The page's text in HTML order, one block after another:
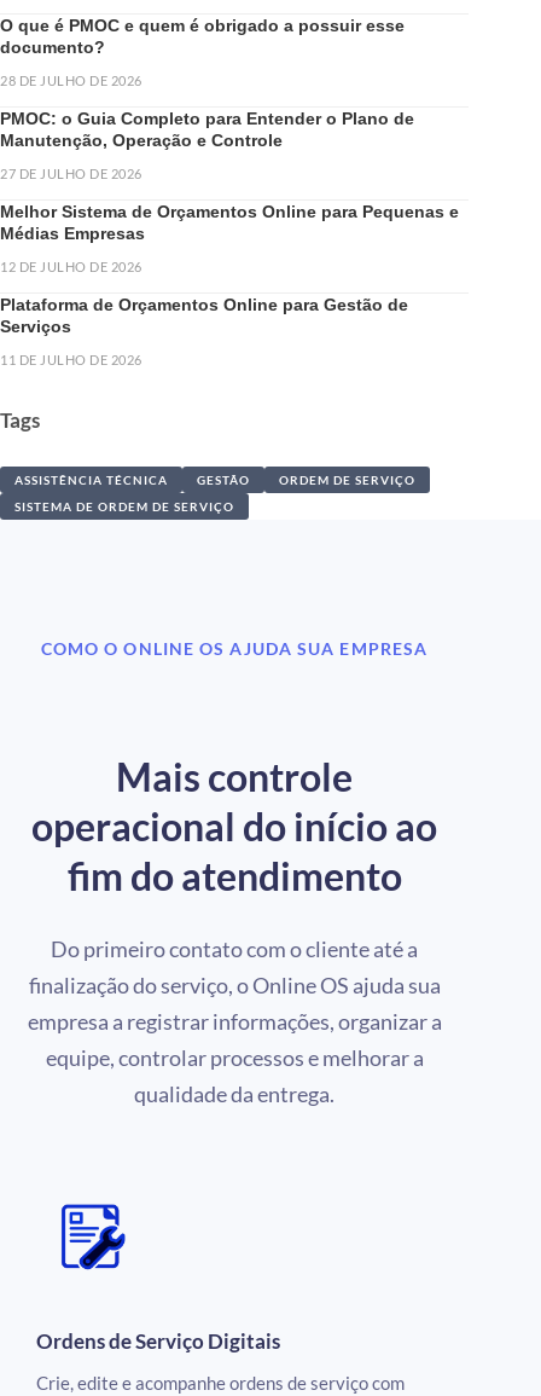
O que é PMOC e quem é obrigado a possuir esse
documento?
28 DE JULHO DE 2026
PMOC: o Guia Completo para Entender o Plano de
Manutenção, Operação e Controle
27 DE JULHO DE 2026
Melhor Sistema de Orçamentos Online para Pequenas e
Médias Empresas
12 DE JULHO DE 2026
Plataforma de Orçamentos Online para Gestão de
Serviços
11 DE JULHO DE 2026
Tags
ASSISTÊNCIA TÉCNICA GESTÃO
ORDEM DE SERVIÇO
SISTEMA DE ORDEM DE SERVIÇO
COMO O ONLINE OS AJUDA SUA EMPRESA
Mais controle
operacional do início ao
fim do atendimento
Do primeiro contato com o cliente até a
finalização do serviço, o Online OS ajuda sua
empresa a registrar informações, organizar a
equipe, controlar processos e melhorar a
qualidade da entrega.
Ordens de Serviço Digitais
Crie, edite e acompanhe ordens de serviço com